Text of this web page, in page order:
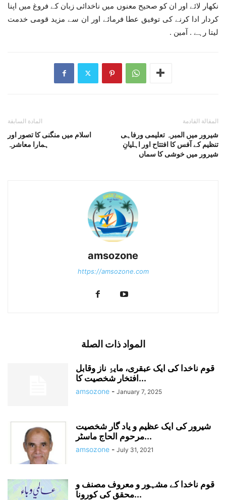
نکھار لائے اور ان کو صحیح معنوں میں ناخدائی زبان کے فروغ میں اپنا
کردار ادا کرنے کی توفیق عطا فرمائے اور ان سے مزید قومی خدمت
لیتا رہے . آمین .
المادة السابقة
اسلام میں منگنی کا تصور اور
ہمارا معاشرہ
المقالة القادمة
شیرور میں المبرہ تعلیمی ورفاہی
تنظیم کے آفس کا افتتاح اور اہلیانِ
شیرور میں خوشی کا سماں
amsozone
https://amsozone.com
المواد ذات الصلة
قوم ناخدا کی ایک عبقری، مایۂِ ناز وقابل
افتخار شخصیت کا...
amsozone - January 7, 2025
شیرور کی ایک عظیم و یاد گار شخصیت
مرحوم الحاج ماسٹر...
amsozone - July 31, 2021
قوم ناخدا کے مشہور و معروف مصنف و
محقق کی کورونا...